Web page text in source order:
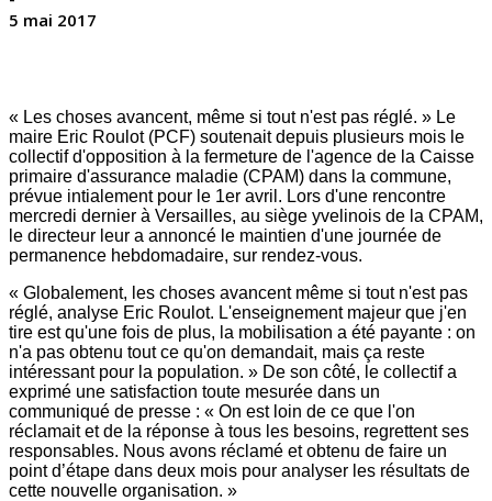
5 mai 2017
« Les choses avancent, même si tout n'est pas réglé. » Le
maire Eric Roulot (PCF) soutenait depuis plusieurs mois le
collectif d'opposition à la fermeture de l'agence de la Caisse
primaire d'assurance maladie (CPAM) dans la commune,
prévue intialement pour le 1er avril. Lors d'une rencontre
mercredi dernier à Versailles, au siège yvelinois de la CPAM,
le directeur leur a annoncé le maintien d'une journée de
permanence hebdomadaire, sur rendez-vous.
« Globalement, les choses avancent même si tout n'est pas
réglé, analyse Eric Roulot. L'enseignement majeur que j'en
tire est qu'une fois de plus, la mobilisation a été payante : on
n'a pas obtenu tout ce qu'on demandait, mais ça reste
intéressant pour la population. » De son côté, le collectif a
exprimé une satisfaction toute mesurée dans un
communiqué de presse : « On est loin de ce que l'on
réclamait et de la réponse à tous les besoins, regrettent ses
responsables. Nous avons réclamé et obtenu de faire un
point d’étape dans deux mois pour analyser les résultats de
cette nouvelle organisation. »